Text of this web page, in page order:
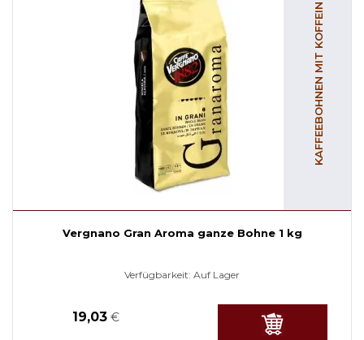
KAFFEEBOHNEN MIT KOFFEIN
Vergnano Gran Aroma ganze Bohne 1 kg
Verfügbarkeit: Auf Lager
19,03 €